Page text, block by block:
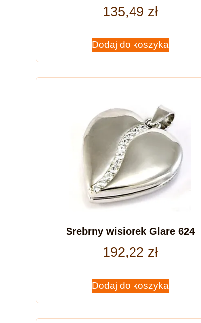
135,49 zł
Dodaj do koszyka
Srebrny wisiorek Glare 624
192,22 zł
Dodaj do koszyka